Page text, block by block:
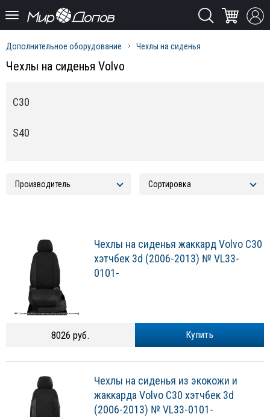
Дополнительное оборудование Чехлы на сиденья
Чехлы на сиденья Volvo
C30
S40
Чехлы на сиденья жаккард Volvo C30
хэтчбек 3d (2006-2013) № VL33-
0101-
Купить
8026 руб.
Чехлы на сиденья из экокожи и
жаккарда Volvo C30 хэтчбек 3d
(2006-2013) № VL33-0101-